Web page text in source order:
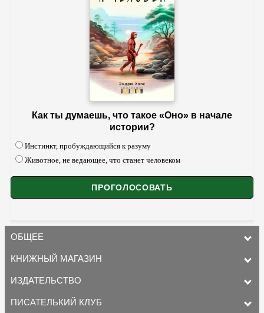
Как ты думаешь, что такое «Оно» в начале
истории?
Инстинкт, пробуждающийся к разуму
Животное, не ведающее, что станет человеком
ОБЩЕЕ
КНИЖНЫЙ МАГАЗИН
ИЗДАТЕЛЬСТВО
ПИСАТЕЛЬКИЙ КЛУБ